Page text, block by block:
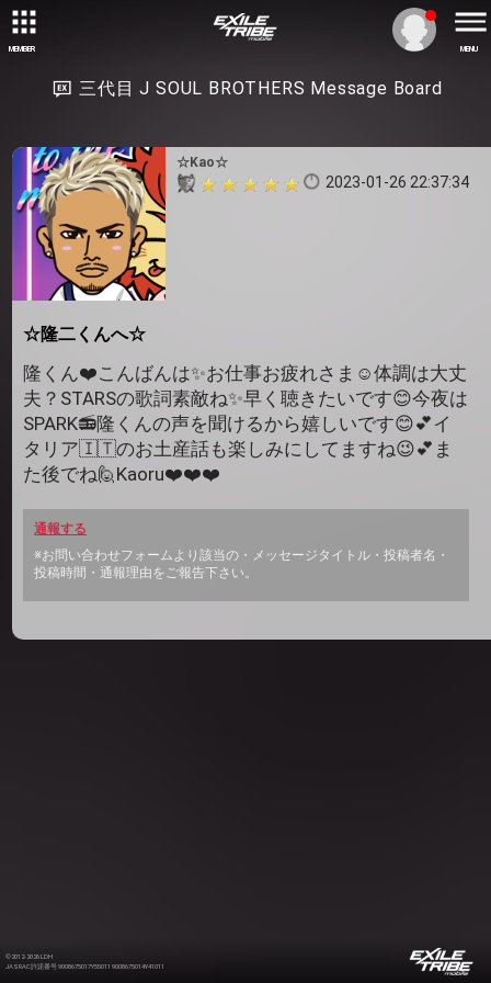
MEMBER MENU
三代目 J SOUL BROTHERS Message Board
☆Kao☆
2023-01-26 22:37:34
☆隆二くんへ☆
隆くん❤️こんばんは✨お仕事お疲れさま☺️体調は大丈
夫？STARSの歌詞素敵ね✨早く聴きたいです😊今夜は
SPARK📻隆くんの声を聞けるから嬉しいです😊💕イ
タリア🇮🇹のお土産話も楽しみにしてますね😉💕ま
た後でね🙋Kaoru❤️❤️❤️
通報する
※お問い合わせフォームより該当の・メッセージタイトル・投稿者名・
投稿時間・通報理由をご報告下さい。
©2012-2026 LDH
JASRAC許諾番号 9008675017Y55011 9008675014Y41011